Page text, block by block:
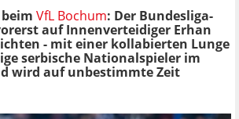
VfL Bochum: Der Bundesliga-
auf Innenverteidiger Erhan
- mit einer kollabierten Lunge
serbische Nationalspieler im
wird auf unbestimmte Zeit